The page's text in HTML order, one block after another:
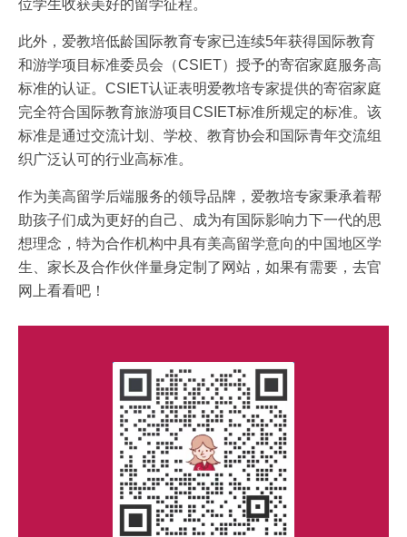
位学生收获美好的留学征程。
此外，爱教培低龄国际教育专家已连续5年获得国际教育
和游学项目标准委员会（CSIET）授予的寄宿家庭服务高
标准的认证。CSIET认证表明爱教培专家提供的寄宿家庭
完全符合国际教育旅游项目CSIET标准所规定的标准。该
标准是通过交流计划、学校、教育协会和国际青年交流组
织广泛认可的行业高标准。
作为美高留学后端服务的领导品牌，爱教培专家秉承着帮
助孩子们成为更好的自己、成为有国际影响力下一代的思
想理念，特为合作机构中具有美高留学意向的中国地区学
生、家长及合作伙伴量身定制了网站，如果有需要，去官
网上看看吧！